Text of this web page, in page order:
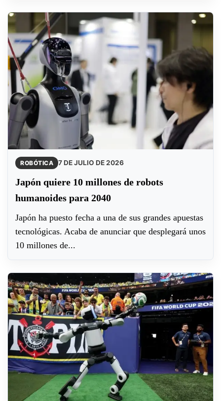
ROBÓTICA 7 DE JULIO DE 2026
Japón quiere 10 millones de robots
humanoides para 2040
Japón ha puesto fecha a una de sus grandes apuestas
tecnológicas. Acaba de anunciar que desplegará unos
10 millones de...